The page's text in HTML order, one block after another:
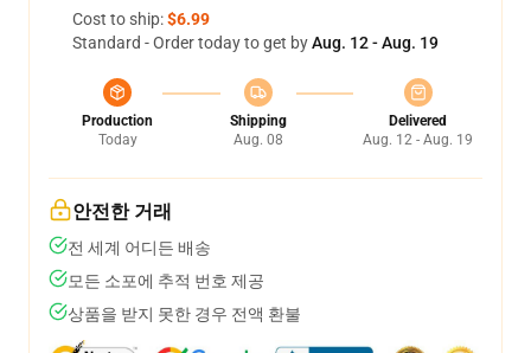
Cost to ship:$6.99
Standard - Order today to get byAug. 12 - Aug. 19
Production
Today
Shipping
Aug. 08
Delivered
Aug. 12 - Aug. 19
안전한 거래
전 세계 어디든 배송
모든 소포에 추적 번호 제공
상품을 받지 못한 경우 전액 환불